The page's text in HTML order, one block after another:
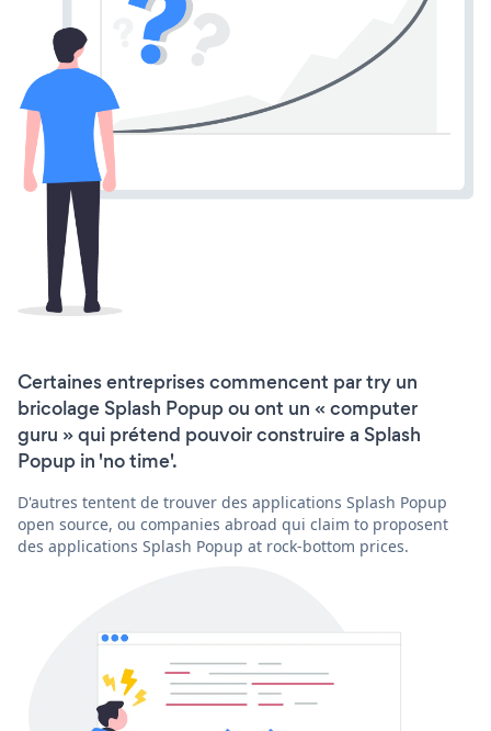
Certaines entreprises commencent par try un
bricolage Splash Popup ou ont un « computer
guru » qui prétend pouvoir construire a Splash
Popup in 'no time'.
D'autres tentent de trouver des applications Splash Popup
open source, ou companies abroad qui claim to proposent
des applications Splash Popup at rock-bottom prices.